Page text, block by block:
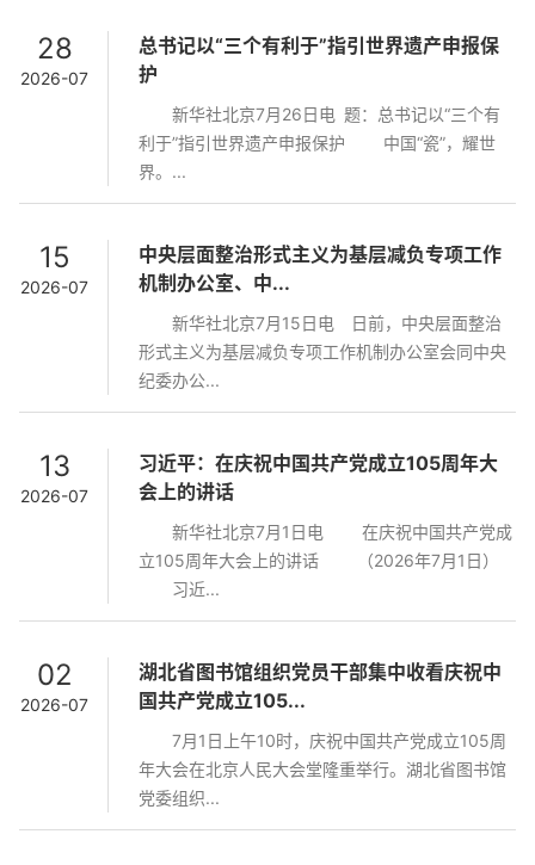
总书记以“三个有利于”指引世界遗产申报保
护
新华社北京7月26日电 题：总书记以“三个有
利于”指引世界遗产申报保护 中国“瓷”，耀世
界。...
28
2026-07
中央层面整治形式主义为基层减负专项工作
机制办公室、中...
新华社北京7月15日电 日前，中央层面整治
形式主义为基层减负专项工作机制办公室会同中央
纪委办公...
15
2026-07
习近平：在庆祝中国共产党成立105周年大
会上的讲话
新华社北京7月1日电 在庆祝中国共产党成
立105周年大会上的讲话 （2026年7月1日）
习近...
13
2026-07
湖北省图书馆组织党员干部集中收看庆祝中
国共产党成立105...
7月1日上午10时，庆祝中国共产党成立105周
年大会在北京人民大会堂隆重举行。湖北省图书馆
党委组织...
02
2026-07